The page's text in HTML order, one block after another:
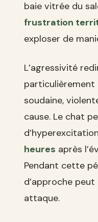
baie vitrée du
frustration
exploser de
L’agressivité
particulièrement
soudaine,
cause. Le chat
heures après
Pendant cette
d’approche
attaque.